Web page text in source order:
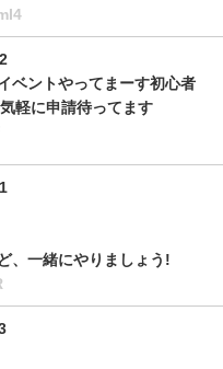
ベントやってまーす初心者
軽に申請待ってます
、一緒にやりましょう!